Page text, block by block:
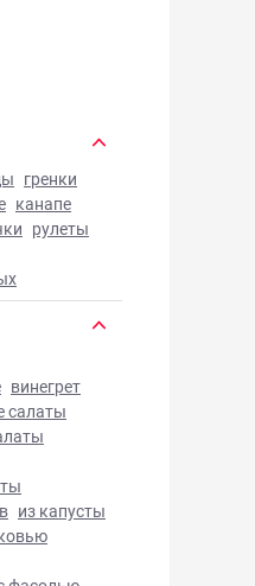
блюда
гренки
канапе
рулеты
винегрет
салаты
из капусты